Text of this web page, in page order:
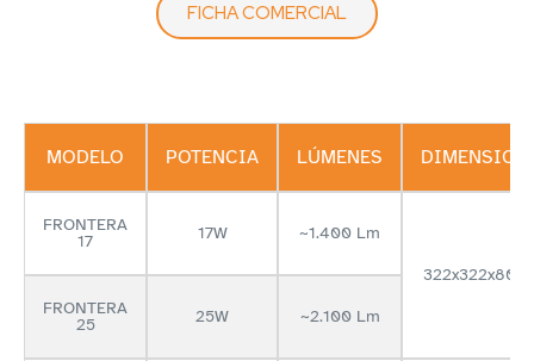
FICHA COMERCIAL
MODELO POTENCIA LÚMENES
FRONTERA
17
17W ~1.400 Lm
322x322x80
FRONTERA
25
25W ~2.100 Lm